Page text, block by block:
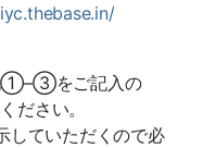
①–③をご記入の
ださい。
していただくので必